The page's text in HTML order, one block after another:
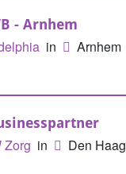
- Arnhem
in
Arnhem
Zorg in
Den Haag